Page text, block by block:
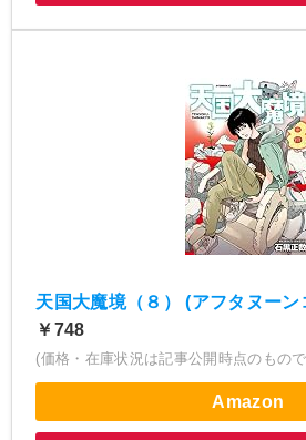
天国大魔境（８） (アフタヌーン
￥748
(価格・在庫状況は記事公開時点のもの
Amazon